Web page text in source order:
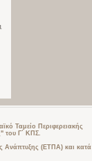
Ταμείο Περιφερειακής
του Γ΄ ΚΠΣ.
Ανάπτυξης (ΕΤΠΑ) και κατά